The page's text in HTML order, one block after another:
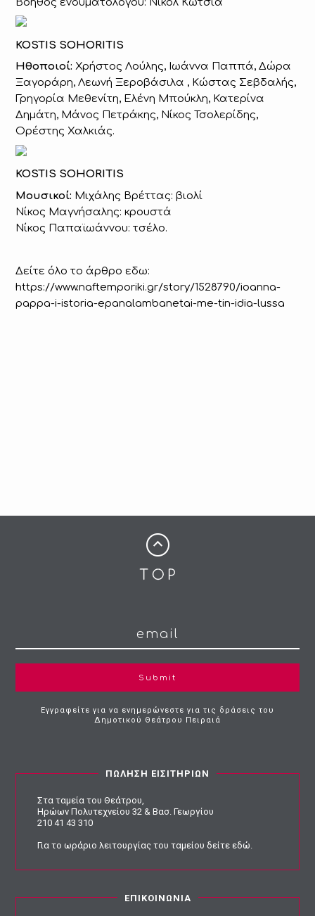
KOSTIS SOHORITIS
Ηθοποιοί: Χρήστος Λούλης, Ιωάννα Παππά, Δώρα
Ξαγοράρη, Λεωνή Ξεροβάσιλα , Κώστας Σεβδαλής,
Γρηγορία Μεθενίτη, Ελένη Μπούκλη, Κατερίνα
Δημάτη, Μάνος Πετράκης, Νίκος Τσολερίδης,
Ορέστης Χαλκιάς.
KOSTIS SOHORITIS
Μουσικοί: Μιχάλης Βρέττας: βιολί
Νίκος Μαγνήσαλης: κρουστά
Νίκος Παπαϊωάννου: τσέλο.
Δείτε όλο το άρθρο εδω:
https://www.naftemporiki.gr/story/1528790/ioanna-
pappa-i-istoria-epanalambanetai-me-tin-idia-lussa
Submit
Εγγραφείτε για να ενημερώνεστε για τις δράσεις του
Δημοτικού Θεάτρου Πειραιά
ΠΩΛΗΣΗ ΕΙΣΙΤΗΡΙΩΝ
Στα ταμεία του Θεάτρου,
Ηρώων Πολυτεχνείου 32 & Βασ. Γεωργίου
210 41 43 310
Για το ωράριο λειτουργίας του ταμείουδείτε εδώ
ΕΠΙΚΟΙΝΩΝΙΑ